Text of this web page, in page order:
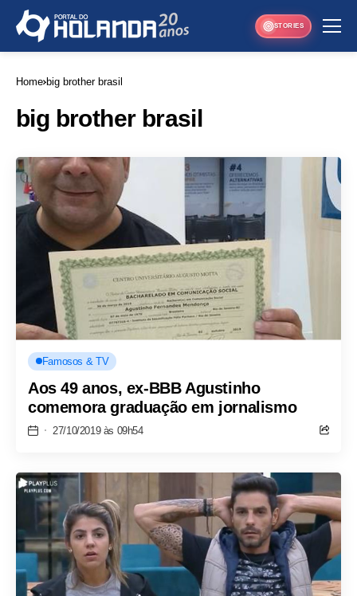
STORIES
Home big brother brasil
big brother brasil
Famosos & TV
Aos 49 anos, ex-BBB Agustinho
comemora graduação em jornalismo
27/10/2019 às 09h54